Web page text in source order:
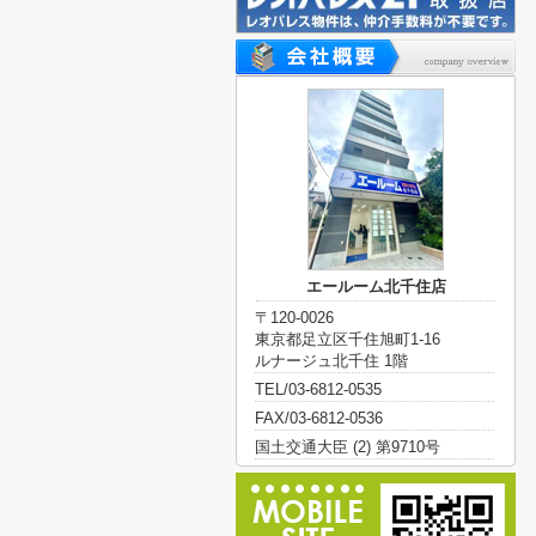
エールーム北千住店
〒120-0026
東京都足立区千住旭町1-16
ルナージュ北千住 1階
TEL/03-6812-0535
FAX/03-6812-0536
国土交通大臣 (2) 第9710号